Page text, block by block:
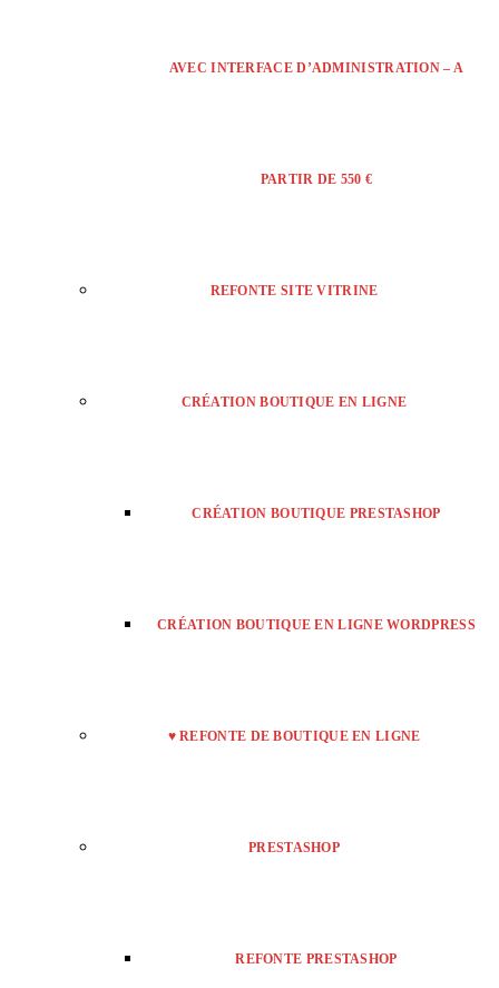
AVEC INTERFACE D’ADMINISTRATION – A
PARTIR DE 550 €
REFONTE SITE VITRINE
CRÉATION BOUTIQUE EN LIGNE
CRÉATION BOUTIQUE PRESTASHOP
CRÉATION BOUTIQUE EN LIGNE WORDPRESS
♥ REFONTE DE BOUTIQUE EN LIGNE
PRESTASHOP
REFONTE PRESTASHOP